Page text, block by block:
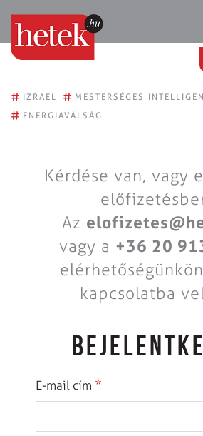
# IZRAEL # MESTERSÉGES
# ENERGIAVÁLSÁG
Kérdése van, vagy
Az
vagy a +36 20
kapcsolatba
E-mail cím *